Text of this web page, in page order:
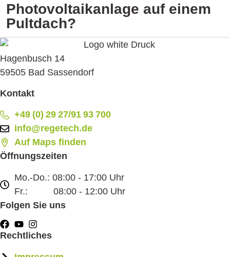
Photovoltaikanlage auf einem
Pultdach?
Hagenbusch 14
59505 Bad Sassendorf
Kontakt
+49 (0) 29 27/91 93 700
info@regetech.de
Auf Maps finden
Öffnungszeiten
Mo.-Do.: 08:00 - 17:00 Uhr
Fr.: 08:00 - 12:00 Uhr
Folgen Sie uns
Rechtliches